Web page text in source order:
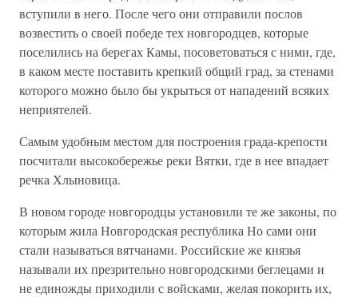
вступили в него. После чего они отправили послов
возвестить о своей победе тех новгородцев, которые
поселились на берегах Камы, посоветоваться с ними, где,
в каком месте поставить крепкий общий град, за стенами
которого можно было бы укрыться от нападений всяких
неприятелей.
Самым удобным местом для построения града-крепости
посчитали высокобережье реки Вятки, где в нее впадает
речка Хлыновица.
В новом городе новгородцы установили те же законы, по
которым жила Новгородская республика Но сами они
стали называться вятчанами. Российские же князья
называли их презрительно новгородскими беглецами и
не единожды приходили с войсками, желая покорить их,